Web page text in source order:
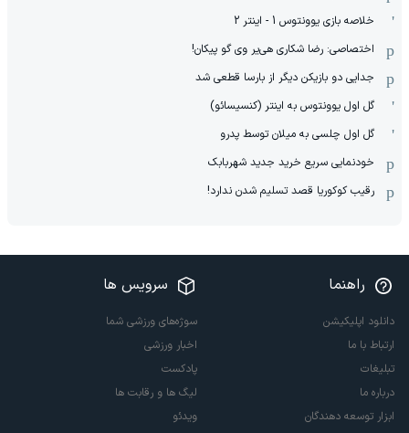
خلاصه بازی یوونتوس 1 - اینتر 2
اختصاصی: رضا شکاری هی‌یر وی‌ گو پیکان!
جدایی دو بازیکن دیگر از بارسا قطعی شد
گل اول یوونتوس به اینتر (کنسیسائو)
گل اول چلسی به میلان توسط پدرو
خودنمایی سریع خرید جدید شهربابک
رقیب کوکوریا قصد تسلیم شدن ندارد!
راهنما
دانلود اپلیکیشن
ارتباط با ما
تبلیغات
درباره ما
ابزار توسعه دهندگان
سرویس ها
سوژه‌های ورزشی شما
اخبار ورزشی
پادکست
لیگ ها و رقابت ها
ویدئو